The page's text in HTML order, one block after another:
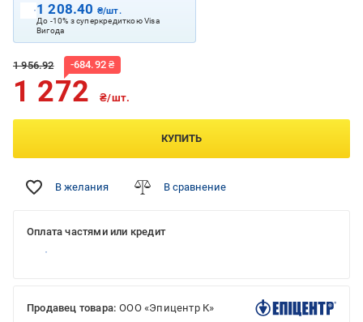
1 208.40 ₴/шт.
До -10% з суперкредиткою Visa
Вигода
1 956.92 -684.92 ₴
1 272 ₴/шт.
КУПИТЬ
В желания В сравнение
Оплата частями или кредит
Продавец товара: ООО «Эпицентр К»